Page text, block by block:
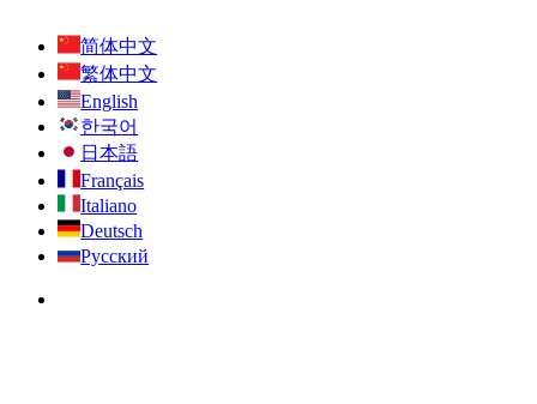
简体中文
繁体中文
English
한국어
日本語
Français
Italiano
Deutsch
Русский